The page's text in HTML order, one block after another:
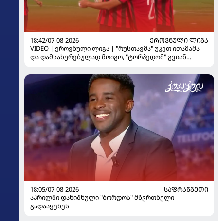
18:42/07-08-2026
ᲔᲠᲝᲕᲜᲣᲚᲘ ᲚᲘᲒᲐ
VIDEO | ეროვნული ლიგა | "რუსთავმა" უკეთ ითამაშა
და დამსახურებულად მოიგო, "ტორპედომ" გვიან
18:05/07-08-2026
ᲡᲐᲤᲠᲐᲜᲒᲔᲗᲘ
აპრილში დანიშნული "ბორდოს" მწვრთნელი
გადააყენეს